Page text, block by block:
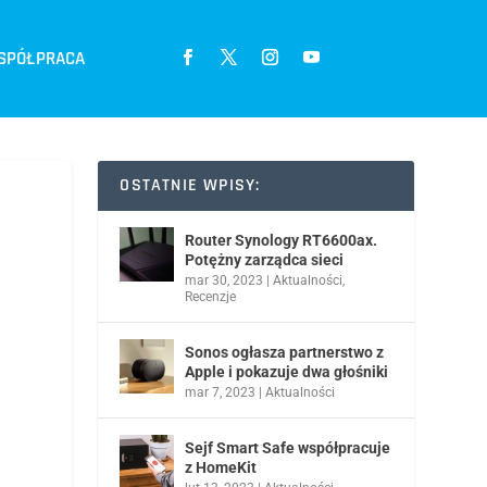
OSTATNIE WPISY:
Router Synology RT6600ax.
Potężny zarządca sieci
mar 30, 2023 |Aktualności,
Recenzje
Sonos ogłasza partnerstwo z
Apple i pokazuje dwa głośniki
mar 7, 2023 |Aktualności
Sejf Smart Safe współpracuje
z HomeKit